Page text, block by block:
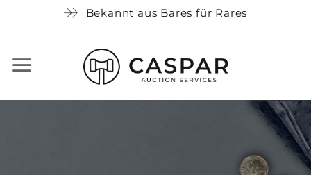
to
Bekannt aus Bares für Rares